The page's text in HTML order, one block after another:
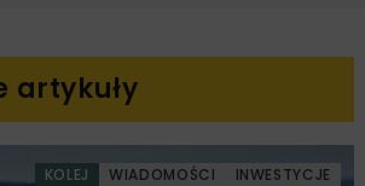
artykuły
KOLEJ WIADOMOŚCI INWESTYCJE